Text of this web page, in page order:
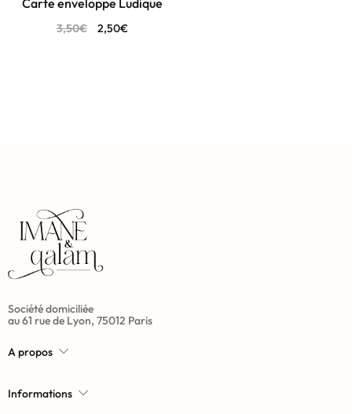
Carte enveloppe Ludique
3,50€ 2,50€
Société domiciliée
au 61 rue de Lyon, 75012 Paris
A propos
Informations